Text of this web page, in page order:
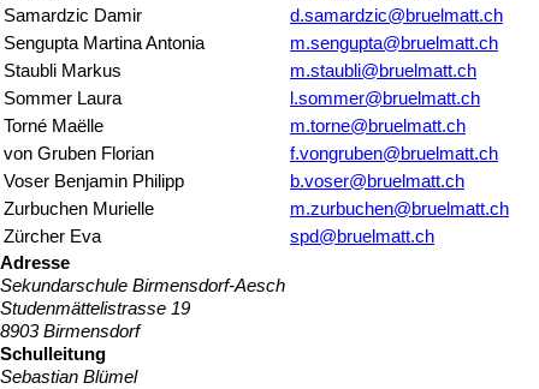
Samardzic Damir
d.samardzic@bruelmatt.ch
Sengupta Martina Antonia
m.sengupta@bruelmatt.ch
Staubli Markus
m.staubli@bruelmatt.ch
Sommer Laura
l.sommer@bruelmatt.ch
Torné Maëlle
m.torne@bruelmatt.ch
von Gruben Florian
f.vongruben@bruelmatt.ch
Voser Benjamin Philipp
b.voser@bruelmatt.ch
Zurbuchen Murielle
m.zurbuchen@bruelmatt.ch
Zürcher Eva
spd@bruelmatt.ch
Adresse
Sekundarschule Birmensdorf-Aesch
Studenmättelistrasse 19
8903 Birmensdorf
Schulleitung
Sebastian Blümel